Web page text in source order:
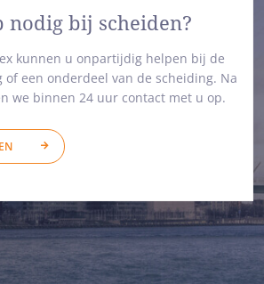
nodig bij scheiden?
kunnen u onpartijdig helpen bij de
een onderdeel van de scheiding. Na
we binnen 24 uur contact met u op.